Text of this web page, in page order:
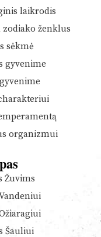
laikrodis
ženklus
sėkmė
gyvenime
organizmui
Žuvims
Šauliui